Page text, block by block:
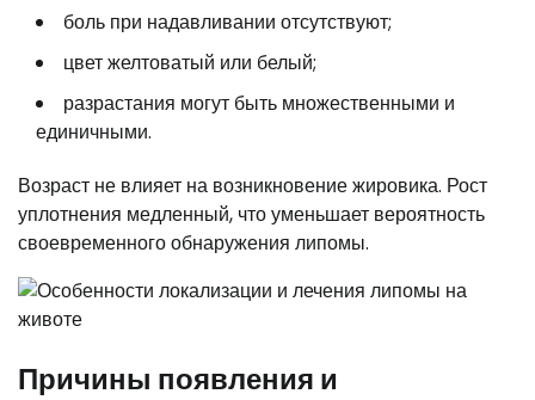
боль при надавливании отсутствуют;
цвет желтоватый или белый;
разрастания могут быть множественными и
единичными.
Возраст не влияет на возникновение жировика. Рост
уплотнения медленный, что уменьшает вероятность
своевременного обнаружения липомы.
Причины появления и